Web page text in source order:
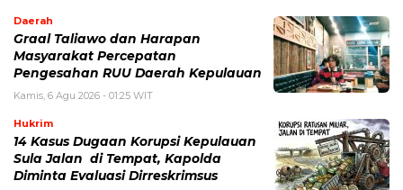
Daerah
Graal Taliawo dan Harapan
Masyarakat Percepatan
Pengesahan RUU Daerah Kepulauan
Kamis, 6 Agu 2026 - 01:25 WIT
Hukrim
14 Kasus Dugaan Korupsi Kepulauan
Sula Jalan di Tempat, Kapolda
Diminta Evaluasi Dirreskrimsus